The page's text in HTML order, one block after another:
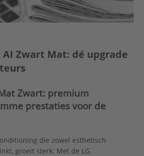
AI Zwart Mat: dé upgrade
Zwart: premium
prestaties voor de
die zowel esthetisch
groeit sterk. Met de LG